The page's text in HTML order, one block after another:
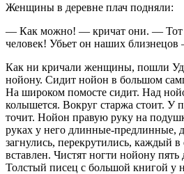
Женщины в деревне плач подняли:
— Как можно! — кричат они. — Тот
человек! Убьет он наших близнецов
Как ни кричали женщины, пошли
нойону. Сидит нойон в большом
На широком помосте сидит. Над
колышется. Вокруг старжа стоит. У
точит. Нойон правую руку на
руках у него длинные-предлинные,
загнулись, перекрутились, каждый
вставлен. Чистят ногти нойону
Толстый писец с большой книгой у